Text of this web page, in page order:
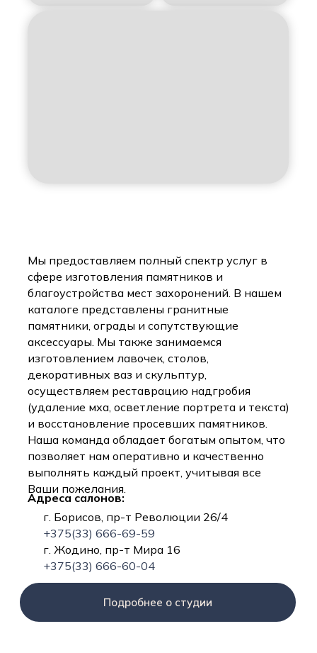
Мы предоставляем полный спектр услуг в
сфере изготовления памятников и
благоустройства мест захоронений. В нашем
каталоге представлены гранитные
памятники, ограды и сопутствующие
аксессуары. Мы также занимаемся
изготовлением лавочек, столов,
декоративных ваз и скульптур,
осуществляем реставрацию надгробия
(удаление мха, осветление портрета и текста)
и восстановление просевших памятников.
Наша команда обладает богатым опытом, что
позволяет нам оперативно и качественно
выполнять каждый проект, учитывая все
Ваши пожелания.
Адреса салонов:
г. Борисов, пр-т Революции 26/4
+375(33) 666-69-59
г. Жодино, пр-т Мира 16
+375(33) 666-60-04
Подробнее о студии